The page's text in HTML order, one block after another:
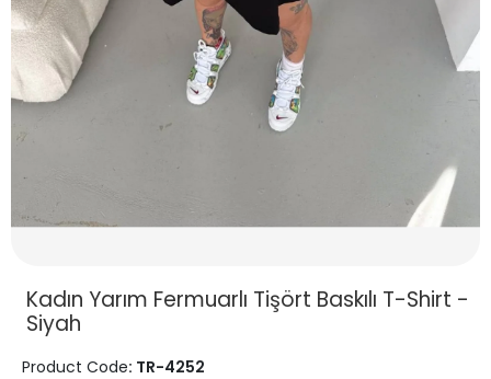
Kadın Yarım Fermuarlı Tişört Baskılı T-Shirt -
Siyah
Product Code: TR-4252